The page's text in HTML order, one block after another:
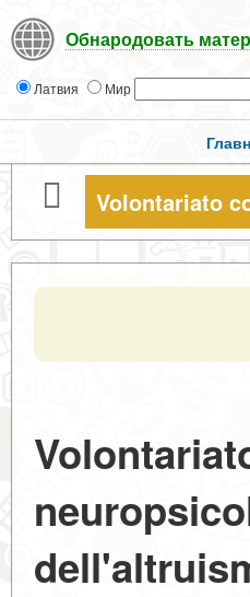
Обнародовать
Латвия Мир
Volontariato